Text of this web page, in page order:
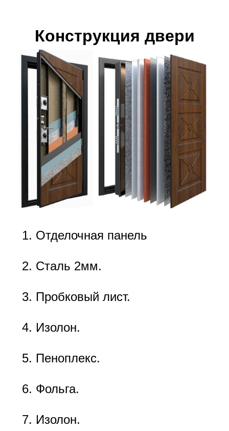
Конструкция двери
Отделочная панель
Сталь 2мм.
Пробковый лист.
Изолон.
Пеноплекс.
Фольга.
Изолон.